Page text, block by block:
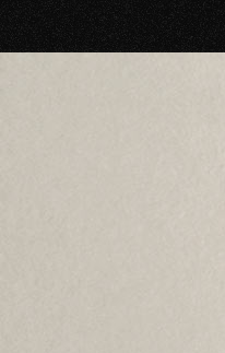
Vinoteca Larría vende en